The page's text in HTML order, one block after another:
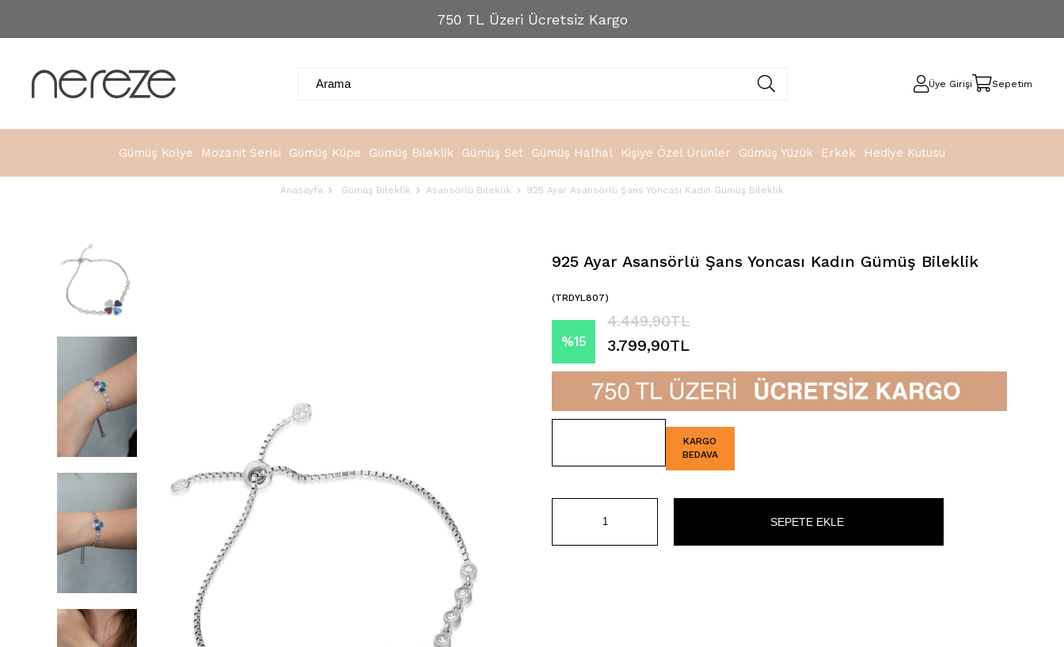
750 TL Üzeri Ücretsiz Kargo
Üye Girişi Sepetim
Gümüş Kolye Mozanit Serisi Gümüş Küpe Gümüş Bileklik Gümüş Set Gümüş Halhal Kişiye Özel Ürünler Gümüş Yüzük Erkek Hediye Kutusu
Anasayfa Gümüş Bileklik Asansörlü Bileklik 925 Ayar Asansörlü Şans Yoncası Kadın Gümüş Bileklik
925 Ayar Asansörlü Şans Yoncası Kadın Gümüş Bileklik
(TRDYL807)
%15
İndirim
4.449,90TL
3.799,90TL
KARGO
BEDAVA